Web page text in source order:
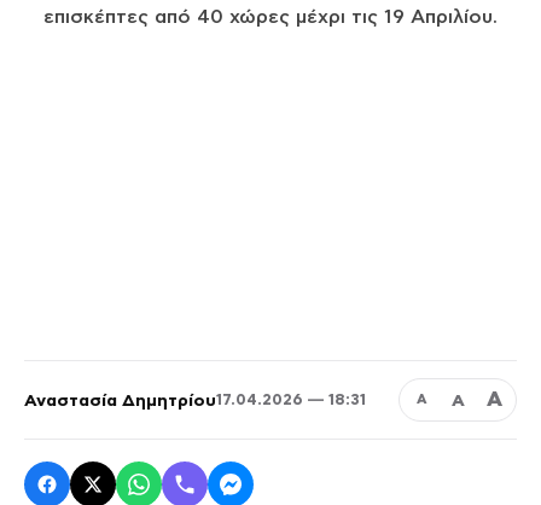
επισκέπτες από 40 χώρες μέχρι τις 19 Απριλίου.
Αναστασία Δημητρίου17.04.2026 — 18:31 Α Α Α